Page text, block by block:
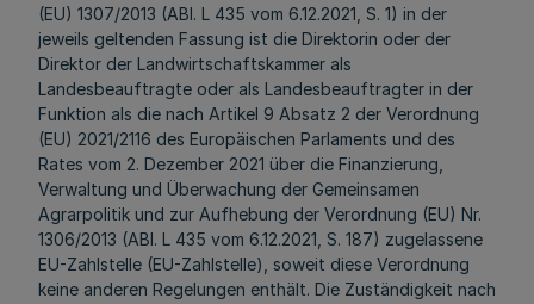
(EU) 1307/2013 (ABl. L 435 vom 6.12.2021, S. 1) in der
jeweils geltenden Fassung ist die Direktorin oder der
Direktor der Landwirtschaftskammer als
Landesbeauftragte oder als Landesbeauftragter in der
Funktion als die nach Artikel 9 Absatz 2 der Verordnung
(EU) 2021/2116 des Europäischen Parlaments und des
Rates vom 2. Dezember 2021 über die Finanzierung,
Verwaltung und Überwachung der Gemeinsamen
Agrarpolitik und zur Aufhebung der Verordnung (EU) Nr.
1306/2013 (ABl. L 435 vom 6.12.2021, S. 187) zugelassene
EU-Zahlstelle (EU-Zahlstelle), soweit diese Verordnung
keine anderen Regelungen enthält. Die Zuständigkeit nach